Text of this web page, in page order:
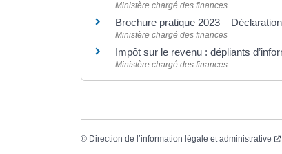
Ministère chargé des finances
Brochure pratique 2023 –
Ministère chargé des finances
Impôt sur le revenu : dépliants
Ministère chargé des finances
© Direction de l’information légale et administrative